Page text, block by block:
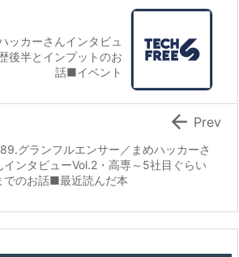
ッカーさんインタビュ
後半とインプットのお
話■イベント
グランフルエンサー／まめハッカーさ
インタビューVol.2・高専～5社目ぐらい
でのお話■最近読んだ本
 Prev